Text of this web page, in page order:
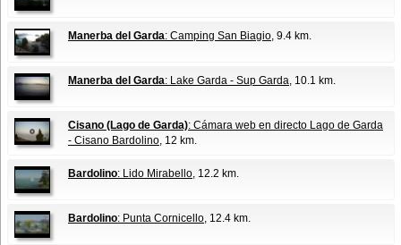
Manerba del Garda: Camping San Biagio, 9.4 km.
Manerba del Garda: Lake Garda - Sup Garda, 10.1 km.
Cisano (Lago de Garda): Cámara web en directo Lago de Garda
- Cisano Bardolino, 12 km.
Bardolino: Lido Mirabello, 12.2 km.
Bardolino: Punta Cornicello, 12.4 km.